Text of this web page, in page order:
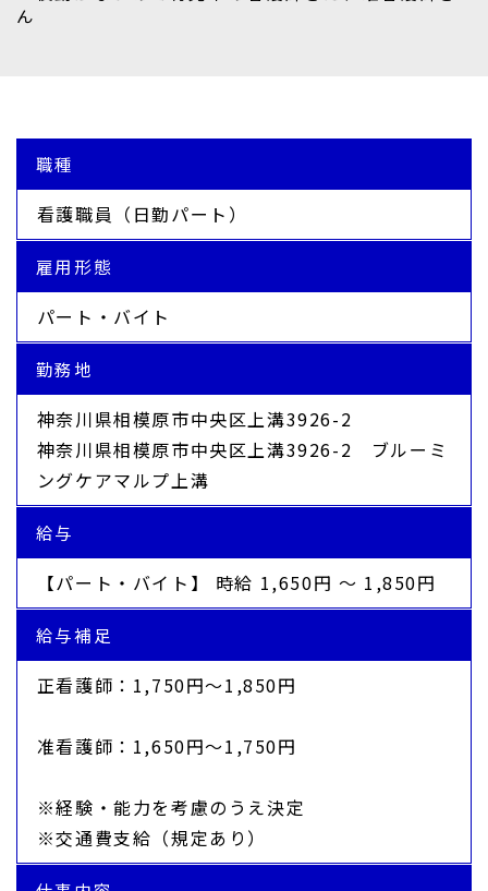
ん
職種
看護職員（日勤パート）
雇用形態
パート・バイト
勤務地
神奈川県相模原市中央区上溝3926-2
神奈川県相模原市中央区上溝3926-2 ブルーミ
ングケアマルプ上溝
給与
【パート・バイト】 時給 1,650円 〜 1,850円
給与補足
正看護師：1,750円～1,850円
准看護師：1,650円～1,750円
※経験・能力を考慮のうえ決定
※交通費支給（規定あり）